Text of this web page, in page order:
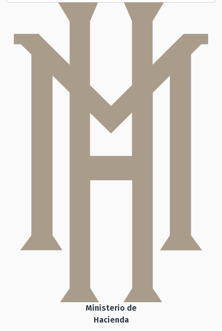
Ministerio de
Hacienda